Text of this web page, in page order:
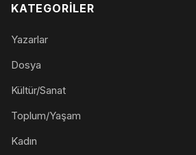
KATEGORILER
Yazarlar
Dosya
Kültür/Sanat
Toplum/Yaşam
Kadın